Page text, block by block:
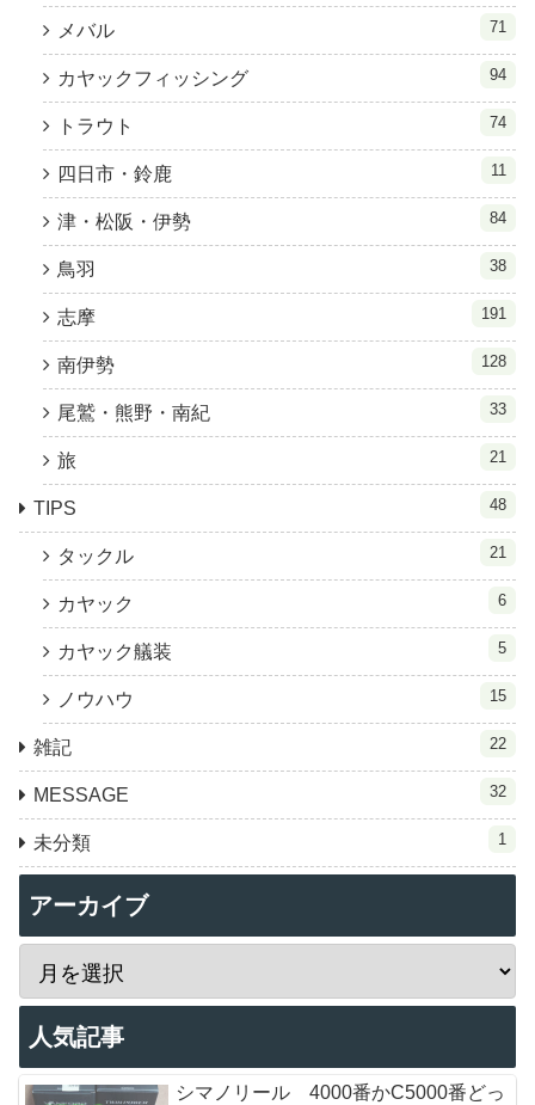
メバル 71
カヤックフィッシング 94
トラウト 74
四日市・鈴鹿 11
津・松阪・伊勢 84
鳥羽 38
志摩 191
南伊勢 128
尾鷲・熊野・南紀 33
旅 21
TIPS 48
タックル 21
カヤック 6
カヤック艤装 5
ノウハウ 15
雑記 22
MESSAGE 32
未分類 1
アーカイブ
人気記事
シマノリール 4000番かC5000番どっ